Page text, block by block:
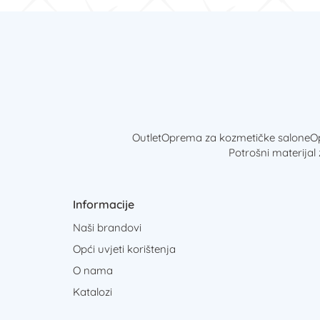
OutletOprema za kozmetičke salone
Potrošni materijal
Informacije
Naši brandovi
Opći uvjeti korištenja
O nama
Katalozi